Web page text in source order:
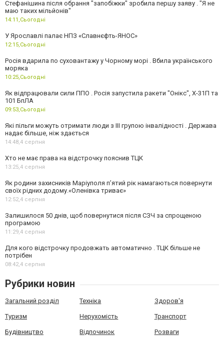
Стефанішина після обрання "запобіжки" зробила першу заяву . "Я не
маю таких мільйонів"
14:11,Сьогодні
У Ярославлі палає НПЗ «Славнєфть-ЯНОС»
12:15,Сьогодні
Росія вдарила по суховантажу у Чорному морі . Вбила українського
моряка
10:25,Сьогодні
Як відпрацювали сили ППО . Росія запустила ракети "Онікс", Х-31П та
101 БпЛА
09:53,Сьогодні
Які пільги можуть отримати люди з III групою інвалідності . Держава
надає більше, ніж здається
14:48,4 серпня
Хто не має права на відстрочку пояснив ТЦК
13:25,4 серпня
Як родини захисників Маріуполя пʼятий рік намагаються повернути
своїх рідних додому.«Оленівка триває»
12:52,4 серпня
Залишилося 50 днів, щоб повернутися після СЗЧ за спрощеною
програмою
11:29,4 серпня
Для кого відстрочку продовжать автоматично . ТЦК більше не
потрібен
08:42,4 серпня
Рубрики новин
Загальний розділ Техніка Здоров'я
Туризм Нерухомість Транспорт
Будівництво Відпочинок Розваги